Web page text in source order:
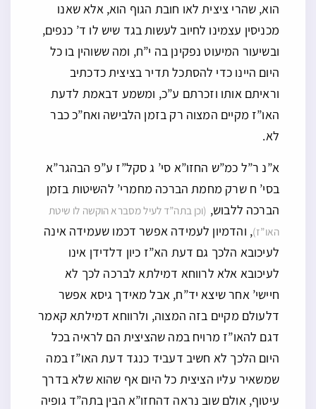
הוא, שהרי ציצית לאו חובת הגוף הוא, אלא שאנו
מכניסין עצמינו לחיוב לעשות בגד שיש לו ד’ כנפים,
ובשיעור המיעוט נפקינן בה י”ח, ומה ששוהין בו כל
היום היינו כדי להסתכל תדיר בציצית כדכתיב
וראיתם אותו וזכרתם ע”כ, ומשמע דבאמת לדעת
האו”ז מקיים המצוה רק בזמן הלבישה ואח”כ כבר
לא.
א”נ ר”ל כמ”ש החזו”א סי’ ג סקל”ז ע”פ הבהגר”א
בסי’ ח שרק מחמת הברכה מחמרי’ להשיטות בזמן
הברכה ללבוש, (וכן בתה”ד לעיל מסברא הוקשה לו שיטת
האו”ז), והדמיון לעמידה אפשר דכמו שעמידה אינה
לעיכובא הלכך גם דעת הא”ז כיון דלדידן אינו
לעיכובא אלא לרווחא דמילתא לברכה לכך לא
חיישי’ אחר שיצא יד”ח, אבל מאידך גיסא אפשר
דלעולם מקיים בזה המצוה, ולרווחא דמילתא קאמר
דגם להאו”ז מרויח במה שהציצית הם לראיה בכל
היום הלכך לא חשיב דעביד כנגד דעת האו”ז במה
שמשאיר עליו הציצית כל היום אף שהוא שלא בדרך
עיטוף, אולם שוב נראה דהחזו”א הבין בתה”ד גופיה